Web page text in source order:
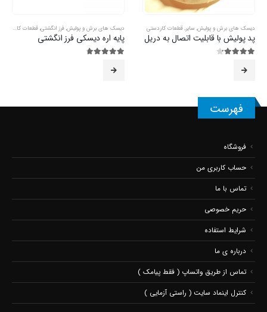
دیسک های برش و پولیش, سایر, قطعات کاردستی
پد پولیش با قابلیت اتصال به دریل
دیسک های برش و پولیش, فرز انگشتی, قطعات کاردستی
پایه اره دیسکی فرز انگشتی
فهرست
فروشگاه
حساب کاربری من
تماس با ما
حریم خصوصی
شرایط استفاده
درباره ی ما
تماس از طریق واتساپ ( فقط پیامک )
کنترل اینماد سایت ( راستی آزمایی )